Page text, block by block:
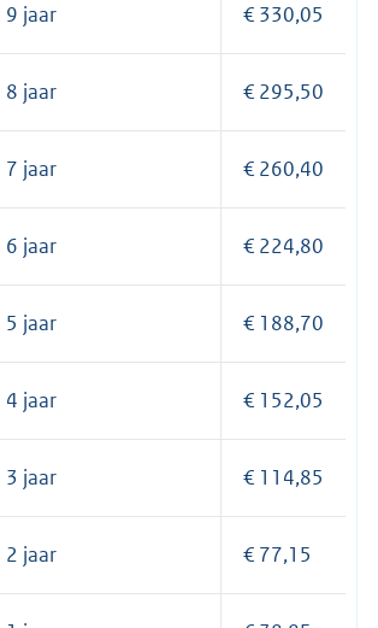
9 jaar € 330,05
8 jaar € 295,50
7 jaar € 260,40
6 jaar € 224,80
5 jaar € 188,70
4 jaar € 152,05
3 jaar € 114,85
2 jaar € 77,15